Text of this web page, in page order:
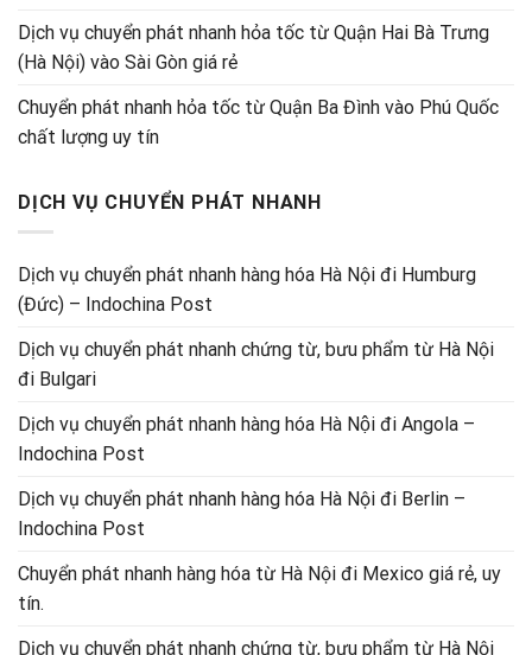
Dịch vụ chuyển phát nhanh hỏa tốc từ Quận Hai Bà Trưng
(Hà Nội) vào Sài Gòn giá rẻ
Chuyển phát nhanh hỏa tốc từ Quận Ba Đình vào Phú Quốc
chất lượng uy tín
DỊCH VỤ CHUYỂN PHÁT NHANH
Dịch vụ chuyển phát nhanh hàng hóa Hà Nội đi Humburg
(Đức) – Indochina Post
Dịch vụ chuyển phát nhanh chứng từ, bưu phẩm từ Hà Nội
đi Bulgari
Dịch vụ chuyển phát nhanh hàng hóa Hà Nội đi Angola –
Indochina Post
Dịch vụ chuyển phát nhanh hàng hóa Hà Nội đi Berlin –
Indochina Post
Chuyển phát nhanh hàng hóa từ Hà Nội đi Mexico giá rẻ, uy
tín.
Dịch vụ chuyển phát nhanh chứng từ, bưu phẩm từ Hà Nội